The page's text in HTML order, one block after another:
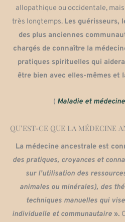
allopathique ou occidentale,
très longtemps. Les guérisseurs,
des plus anciennes
chargés de connaître la
pratiques spirituelles qui
être bien avec elles-mêmes et
( Maladie et
QU’EST-CE QUE LA MÉDECINE
La médecine ancestrale est
des pratiques, croyances et
sur l’utilisation des
animales ou minérales), des
techniques manuelles qui
individuelle et communautaire».